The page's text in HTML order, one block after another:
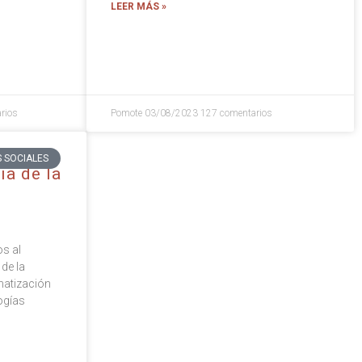
LEER MÁS »
Pomote 03/08/2023 127 comentarios
SOCIALES
de la
al
la